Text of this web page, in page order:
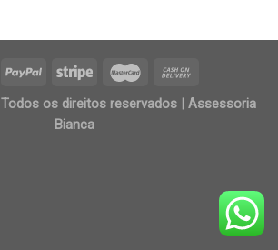
Todos os direitos reservados | Assessoria
Bianca